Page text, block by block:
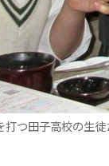
つ田子高校の生徒